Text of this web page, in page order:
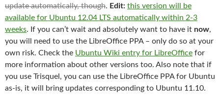
update automatically, though. Edit: this version will be
available for Ubuntu 12.04 LTS automatically within 2-3
weeks. If you can’t wait and absolutely want to have it now,
you will need to use the LibreOffice PPA – only do so at your
own risk. Check the Ubuntu Wiki entry for LibreOffice for
more information about other versions too. Also note that if
you use Trisquel, you can use the LibreOffice PPA for Ubuntu
as-is, it will bring updates corresponding to Ubuntu 11.10.